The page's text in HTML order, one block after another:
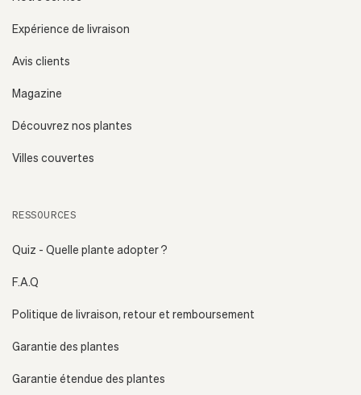
Expérience de livraison
Avis clients
Magazine
Découvrez nos plantes
Villes couvertes
RESSOURCES
Quiz - Quelle plante adopter ?
F.A.Q
Politique de livraison, retour et remboursement
Garantie des plantes
Garantie étendue des plantes